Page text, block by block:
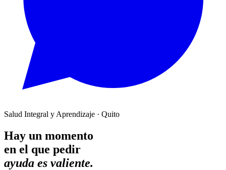
Salud Integral y Aprendizaje · Quito
Hay un momento
en el que pedir
ayuda es valiente.